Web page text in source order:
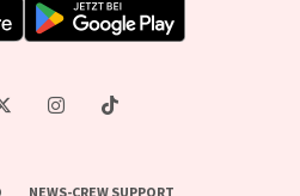
NEWS-CREW SUPPORT